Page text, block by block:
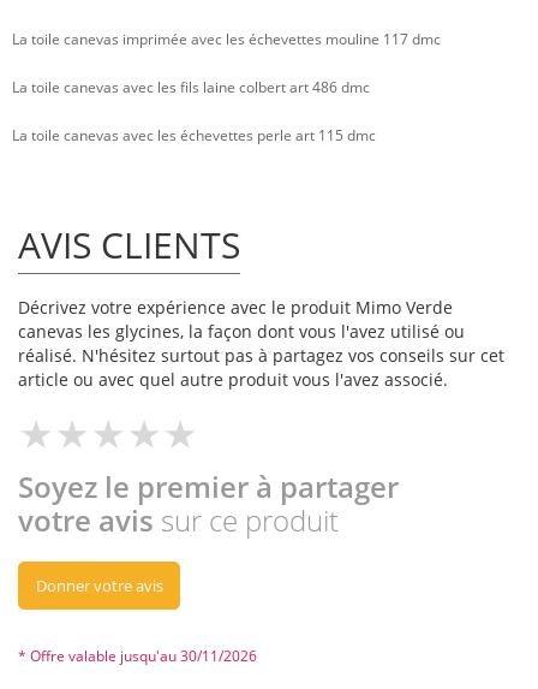
La toile canevas imprimée avec les échevettes mouline 117 dmc
La toile canevas avec les fils laine colbert art 486 dmc
La toile canevas avec les échevettes perle art 115 dmc
AVIS CLIENTS
Décrivez votre expérience avec le produit Mimo Verde
canevas les glycines, la façon dont vous l'avez utilisé ou
réalisé. N'hésitez surtout pas à partagez vos conseils sur cet
article ou avec quel autre produit vous l'avez associé.
Soyez le premier à partager
votre avis sur ce produit
Donner votre avis
* Offre valable jusqu'au 30/11/2026